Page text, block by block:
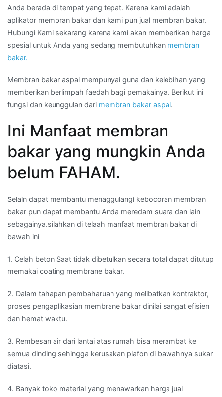
Anda berada di tempat yang tepat. Karena kami adalah
aplikator membran bakar dan kami pun jual membran bakar.
Hubungi Kami sekarang karena kami akan memberikan harga
spesial untuk Anda yang sedang membutuhkan membran
bakar.
Membran bakar aspal mempunyai guna dan kelebihan yang
memberikan berlimpah faedah bagi pemakainya. Berikut ini
fungsi dan keunggulan dari membran bakar aspal.
Ini Manfaat membran
bakar yang mungkin Anda
belum FAHAM.
Selain dapat membantu menaggulangi kebocoran membran
bakar pun dapat membantu Anda meredam suara dan lain
sebagainya.silahkan di telaah manfaat membran bakar di
bawah ini
1. Celah beton Saat tidak dibetulkan secara total dapat ditutup
memakai coating membrane bakar.
2. Dalam tahapan pembaharuan yang melibatkan kontraktor,
proses pengaplikasian membrane bakar dinilai sangat efisien
dan hemat waktu.
3. Rembesan air dari lantai atas rumah bisa merambat ke
semua dinding sehingga kerusakan plafon di bawahnya sukar
diatasi.
4. Banyak toko material yang menawarkan harga jual